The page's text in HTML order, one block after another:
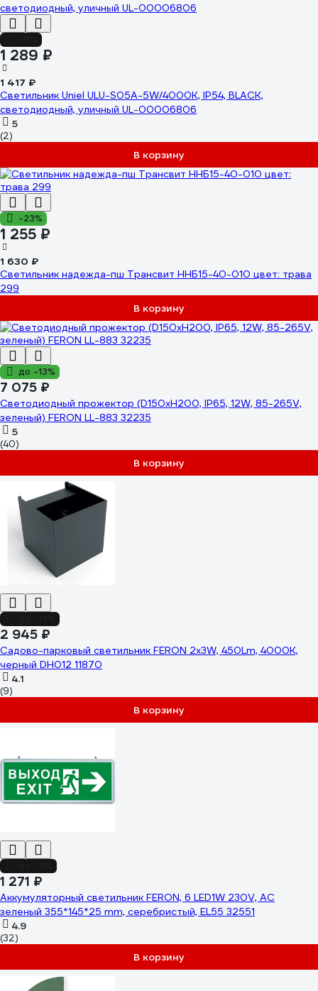
1 289 ₽
1 417 ₽
Светильник Uniel ULU-S05A-5W/4000K, IP54, BLACK,
светодиодный, уличный UL-00006806
5
(2)
В корзину
-23%
1 255 ₽
1 630 ₽
Светильник надежда-пш Трансвит ННБ15-40-010 цвет: трава
299
В корзину
до -13%
7 075 ₽
Светодиодный прожектор (D150xH200, IP65, 12W, 85-265V,
зеленый) FERON LL-883 32235
5
(40)
В корзину
2 945 ₽
Садово-парковый светильник FERON 2х3W, 450Lm, 4000K,
черный DH012 11870
4.1
(9)
В корзину
1 271 ₽
Аккумуляторный светильник FERON, 6 LED1W 230V, AC
зеленый 355*145*25 mm, серебристый, EL55 32551
4.9
(32)
В корзину